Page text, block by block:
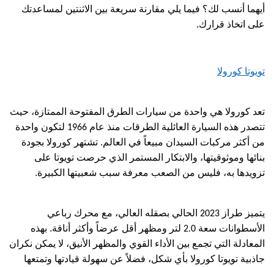
أيهما أنسب لك؟ فيما يلي مقارنة سريعة بين الاثنتين لمساعدتك
على اتخاذ قرارك.
تويوتا كورولا
تعد كورولا هي واحدة من سيارات الطرق المفتوحة الممتازة، حيث
تتصدر هذه السيارة العائلية الطرقات منذ عام 1966 لتكون واحدة
من أكثر مركبات السيدان مبيعاً في العالم. تشتهر كورولا بجودة
بنائها وموثوقيتها، والابتكار المستمر الذي حرصت تويوتا على
تزويدها به، فليس من الصعب معرفة سبب شعبيتها الكبيرة.
يتميز طراز 2023 الحالي بصقله العالي، مع محرك رباعي
الأسطوانات سعة 2.0 لتر ومظهر أقل عرضاً وأكثر أناقة. بهذه
المعادلة التي تجمع بين الأداء القوي والمظهر الأنيق، لا يمكن نكران
جاذبية تويوتا كورولا بأي شكل، فضلاً عن سهولة قيادتها وتمتعها